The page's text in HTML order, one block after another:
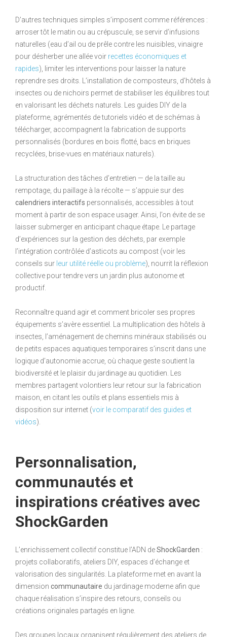
D’autres techniques simples s’imposent comme références :
arroser tôt le matin ou au crépuscule, se servir d’infusions
naturelles (eau d’ail ou de prêle contre les nuisibles, vinaigre
pour désherber une allée voir recettes économiques et
rapides), limiter les interventions pour laisser la nature
reprendre ses droits. L’installation de composteurs, d’hôtels à
insectes ou de nichoirs permet de stabiliser les équilibres tout
en valorisant les déchets naturels. Les guides DIY de la
plateforme, agrémentés de tutoriels vidéo et de schémas à
télécharger, accompagnent la fabrication de supports
personnalisés (bordures en bois flotté, bacs en briques
recyclées, brise-vues en matériaux naturels).
La structuration des tâches d’entretien — de la taille au
rempotage, du paillage à la récolte — s’appuie sur des
calendriers interactifs personnalisés, accessibles à tout
moment à partir de son espace usager. Ainsi, l’on évite de se
laisser submerger en anticipant chaque étape. Le partage
d’expériences sur la gestion des déchets, par exemple
l’intégration contrôlée d’asticots au compost (voir les
conseils sur leur utilité réelle ou problème), nourrit la réflexion
collective pour tendre vers un jardin plus autonome et
productif.
Reconnaître quand agir et comment bricoler ses propres
équipements s’avère essentiel. La multiplication des hôtels à
insectes, l’aménagement de chemins minéraux stabilisés ou
de petits espaces aquatiques temporaires s’inscrit dans une
logique d’autonomie accrue, où chaque geste soutient la
biodiversité et le plaisir du jardinage au quotidien. Les
membres partagent volontiers leur retour sur la fabrication
maison, en citant les outils et plans essentiels mis à
disposition sur internet (voir le comparatif des guides et
vidéos).
Personnalisation,
communautés et
inspirations créatives avec
ShockGarden
L’enrichissement collectif constitue l’ADN deShockGarden :
projets collaboratifs, ateliers DIY, espaces d’échange et
valorisation des singularités. La plateforme met en avant la
dimension communautaire du jardinage moderne afin que
chaque réalisation s’inspire des retours, conseils ou
créations originales partagés en ligne.
Des groupes locaux organisent régulièrement des ateliers de